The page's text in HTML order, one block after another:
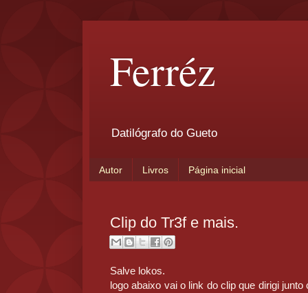
Ferréz
Datilógrafo do Gueto
Autor Livros Página inicial
Clip do Tr3f e mais.
Salve lokos.
logo abaixo vai o link do clip que dirigi